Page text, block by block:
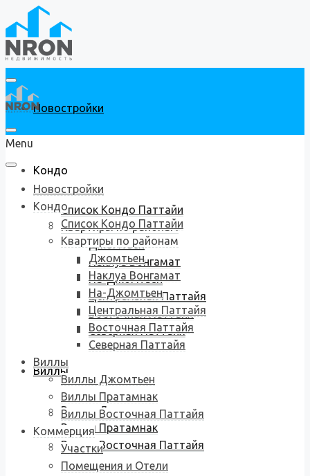
Новостройки
Кондо
Список Кондо Паттайи
Квартиры по районам
Джомтьен
Наклуа Вонгамат
На-Джомтьен
Центральная Паттайя
Восточная Паттайя
Северная Паттайя
Виллы
Виллы Джомтьен
Виллы Пратамнак
Виллы Восточная Паттайя
Menu
Новостройки
Кондо
Список Кондо Паттайи
Квартиры по районам
Джомтьен
Наклуа Вонгамат
На-Джомтьен
Центральная Паттайя
Восточная Паттайя
Северная Паттайя
Виллы
Виллы Джомтьен
Виллы Пратамнак
Виллы Восточная Паттайя
Коммерция
Участки
Помещения и Отели